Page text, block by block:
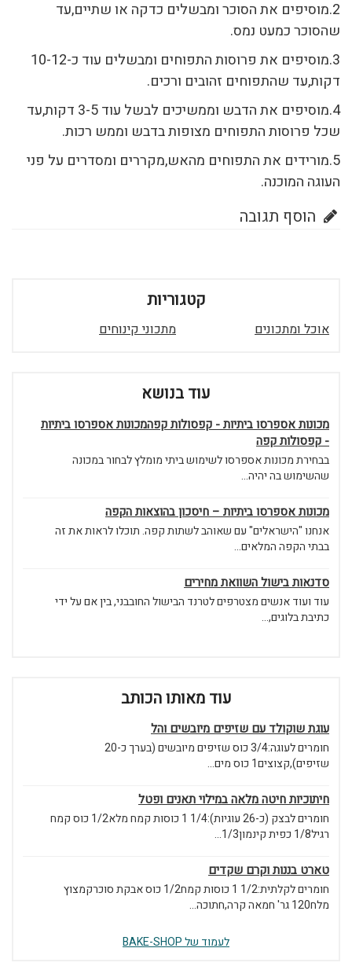
2.מוסיפים את הסוכר ומבשלים כדקה או שתיים,עד
שהסוכר כמעט נמס.
3.מוסיפים את פרוסות התפוחים ומבשלים עוד כ-10-12
דקות,עד שהתפוחים זהובים ורכים.
4.מוסיפים את הדבש וממשיכים לבשל עוד 3-5 דקות,עד
שכל פרוסות התפוחים מצופות בדבש וממש רכות.
5.מורידים את התפוחים מהאש,מקררים ומסדרים על פני
העוגה המוכנה.
הוסף תגובה
קטגוריות
אוכל ומתכונים מתכוני קינוחים
עוד בנושא
מכונות אספרסו ביתיות - קפסולות קפהמכונות אספרסו ביתיות
- קפסולות קפה
בבחירת מכונות אספרסו לשימוש ביתי מומלץ לבחור במכונה
שהשימוש בה יהיה...
מכונות אספרסו ביתיות – חיסכון בהוצאות הקפה
אנחנו "הישראלים" עם שאוהב לשתות קפה. תוכלו לראות את זה
בבתי הקפה המלאים...
סדנאות בישול השוואת מחירים
עוד ועוד אנשים מצטרפים לטרנד הבישול החובבני, בין אם על ידי
כתיבת בלוגים,...
עוד מאותו הכותב
עוגת שוקולד עם שזיפים מיובשים והל
חומרים לעוגה:3/4 כוס שזיפים מיובשים (בערך כ-20
שזיפים),קצוצים1 כוס מים...
חיתוכיות חיטה מלאה במילוי תאנים ופטל
חומרים לבצק (כ-26 עוגיות):1/4 1 כוסות קמח מלא1/2 כוס קמח
רגיל1/8 כפית קינמון1/3...
טארט בננות וקרם שקדים
חומרים לקלתית:1/2 1 כוסות קמח1/2 כוס אבקת סוכרקמצוץ
מלח120 גר' חמאה קרה,חתוכה...
לעמוד של BAKE-SHOP